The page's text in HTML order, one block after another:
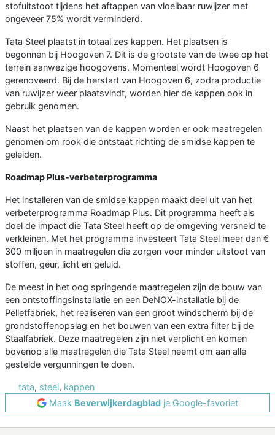
stofuitstoot tijdens het aftappen van vloeibaar ruwijzer met
ongeveer 75% wordt verminderd.
Tata Steel plaatst in totaal zes kappen. Het plaatsen is
begonnen bij Hoogoven 7. Dit is de grootste van de twee op het
terrein aanwezige hoogovens. Momenteel wordt Hoogoven 6
gerenoveerd. Bij de herstart van Hoogoven 6, zodra productie
van ruwijzer weer plaatsvindt, worden hier de kappen ook in
gebruik genomen.
Naast het plaatsen van de kappen worden er ook maatregelen
genomen om rook die ontstaat richting de smidse kappen te
geleiden.
Roadmap Plus-verbeterprogramma
Het installeren van de smidse kappen maakt deel uit van het
verbeterprogramma Roadmap Plus. Dit programma heeft als
doel de impact die Tata Steel heeft op de omgeving versneld te
verkleinen. Met het programma investeert Tata Steel meer dan €
300 miljoen in maatregelen die zorgen voor minder uitstoot van
stoffen, geur, licht en geluid.
De meest in het oog springende maatregelen zijn de bouw van
een ontstoffingsinstallatie en een DeNOX-installatie bij de
Pelletfabriek, het realiseren van een groot windscherm bij de
grondstoffenopslag en het bouwen van een extra filter bij de
Staalfabriek. Deze maatregelen zijn niet verplicht en komen
bovenop alle maatregelen die Tata Steel neemt om aan alle
gestelde vergunningen te doen.
tata, steel, kappen
Maak Beverwijkerdagblad je Google-favoriet